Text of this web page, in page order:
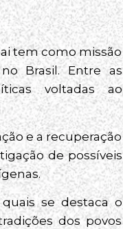
tem como missão
Brasil. Entre as
voltadas ao
e a recuperação
de possíveis
se destaca o
dos povos